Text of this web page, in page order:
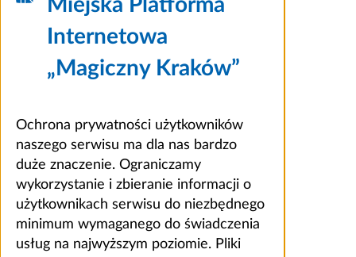
Miejska Platforma
Internetowa
„Magiczny Kraków”
Ochrona prywatności użytkowników
naszego serwisu ma dla nas bardzo
duże znaczenie. Ograniczamy
wykorzystanie i zbieranie informacji o
użytkownikach serwisu do niezbędnego
minimum wymaganego do świadczenia
usług na najwyższym poziomie. Pliki